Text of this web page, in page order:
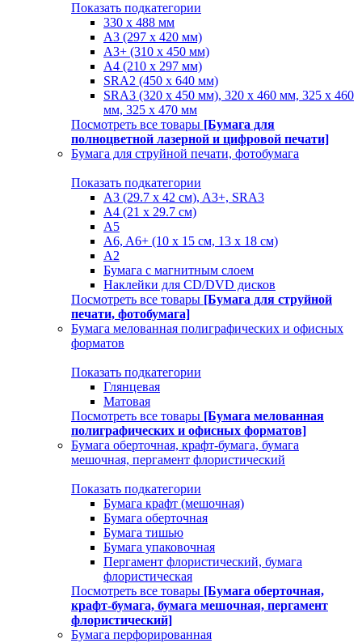
Показать подкатегории
330 х 488 мм
A3 (297 x 420 мм)
A3+ (310 х 450 мм)
A4 (210 х 297 мм)
SRA2 (450 x 640 мм)
SRA3 (320 х 450 мм), 320 x 460 мм, 325 х 460
мм, 325 х 470 мм
Посмотреть все товары [Бумага для
полноцветной лазерной и цифровой печати]
Бумага для струйной печати, фотобумага
Показать подкатегории
A3 (29.7 х 42 см), A3+, SRA3
A4 (21 х 29.7 см)
A5
A6, A6+ (10 x 15 см, 13 x 18 см)
А2
Бумага с магнитным слоем
Наклейки для CD/DVD дисков
Посмотреть все товары [Бумага для струйной
печати, фотобумага]
Бумага мелованная полиграфических и офисных
форматов
Показать подкатегории
Глянцевая
Матовая
Посмотреть все товары [Бумага мелованная
полиграфических и офисных форматов]
Бумага оберточная, крафт-бумага, бумага
мешочная, пергамент флористический
Показать подкатегории
Бумага крафт (мешочная)
Бумага оберточная
Бумага тишью
Бумага упаковочная
Пергамент флористический, бумага
флористическая
Посмотреть все товары [Бумага оберточная,
крафт-бумага, бумага мешочная, пергамент
флористический]
Бумага перфорированная